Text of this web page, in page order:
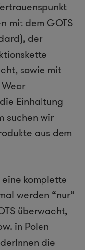
mit dem ​GOTS
der
sowie mit
Einhaltung
suchen wir
aus dem
komplette
werden “nur”
überwacht,
in Polen
die